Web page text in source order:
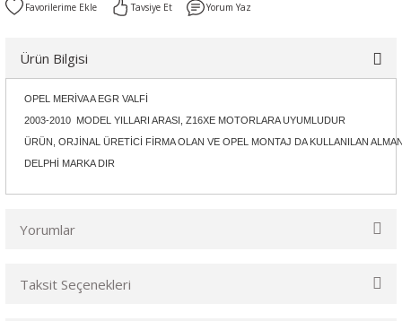
Tavsiye Et Yorum Yaz
Ürün Bilgisi
OPEL MERİVA A EGR VALFİ
2003-2010 MODEL YILLARI ARASI, Z16XE MOTORLARA UYUMLUDUR
ÜRÜN, ORJİNAL ÜRETİCİ FİRMA OLAN VE OPEL MONTAJ DA KULLANILAN
DELPHİ MARKA DIR
Yorumlar
Taksit Seçenekleri